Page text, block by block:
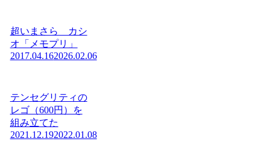
超いまさら カシ
オ「メモプリ」
2017.04.162026.02.06
テンセグリティの
レゴ（600円）を
組み立てた
2021.12.192022.01.08